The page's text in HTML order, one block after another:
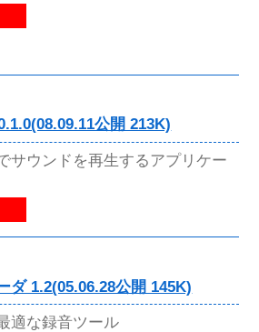
公開 213K)
サウンドを再生するアプリケー
ダ 1.2(05.06.28公開 145K)
適な録音ツール